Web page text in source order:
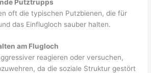
Putztrupps
oft die typischen Putzbienen, die für
das Einflugloch sauber halten.
am Flugloch
reagieren oder versuchen,
da die soziale Struktur gestört